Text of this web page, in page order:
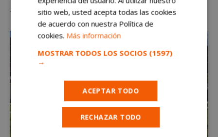
hoteles medicalizados”.
sitio web, usted acepta todas las cookies
de acuerdo con nuestra Política de
cookies. Más información
MOSTRAR TODOS LOS SOCIOS (1597)
→
ACEPTAR TODO
RECHAZAR TODO